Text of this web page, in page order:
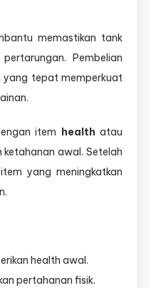
memastikan tank
Pembelian
tepat memperkuat
item health atau
ketahanan awal. Setelah
yang meningkatkan
health awal.
pertahanan fisik.